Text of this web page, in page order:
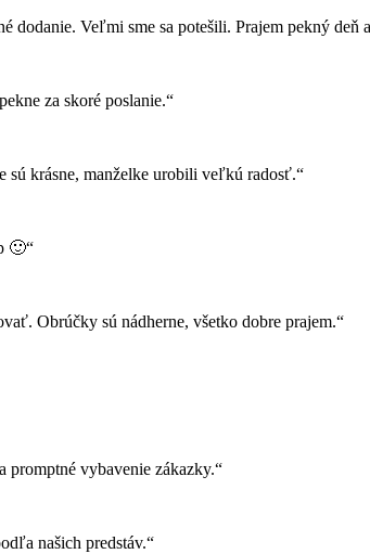
dodanie. Veľmi sme sa potešili. Prajem pekný
za skoré poslanie.“
sú krásne, manželke urobili veľkú radosť.“
🙂“
Obrúčky sú nádherne, všetko dobre prajem.“
promptné vybavenie zákazky.“
našich predstáv.“